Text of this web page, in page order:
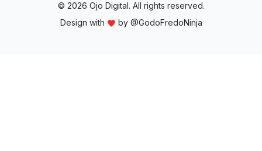
© 2026 Ojo Digital. All rights reserved.
Design with
by @GodoFredoNinja